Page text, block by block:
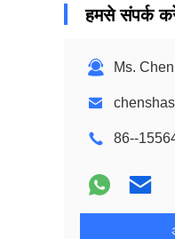
हमसे संपर्क
Ms. Chen
86--